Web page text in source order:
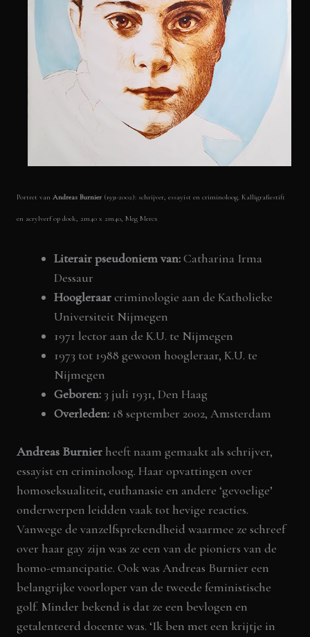
Portret vanAndreas Burnier (1931-2002): schrijver, essayist en criminoloog. Kalligrafiestift
en acrylverf op doek, 2m40 x 2m40, Meg Mercx
Literair pseudoniem van:Catharina Irma
Dessaur
Hoogleraarcriminologie aan de Katholieke
Universiteit Nijmegen
1971 lector aan de K.U. te Nijmegen
1973 tot 1988 gewoon hoogleraar, K.U. te
Nijmegen
Geboren: 3 juli 1931, Den Haag
Overleden: 18 september 2002, Amsterdam
Andreas Burnierheeft naam gemaakt als schrijver,
essayist en criminoloog. Haar opvattingen over
homoseksualiteit, euthanasie en andere ‘gevoelige’
onderwerpen leidden vaak tot hevige reacties.
Vanwege de vanzelfsprekendheid waarmee ze schreef
over haar gay zijn was ze een van de pioniers van de
homo-emancipatie. Ook was Andreas Burnier een
belangrijke voorloper van de tweede feministische
golf. Minder bekend is dat ze een bevlogen en
getalenteerd docente was. ‘Ik ben met een krijtje in